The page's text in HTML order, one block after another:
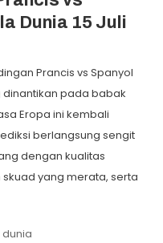
Dunia 15 Juli
Prancis vs Spanyol
pada babak
Eropa ini kembali
berlangsung sengit
dengan kualitas
yang merata, serta